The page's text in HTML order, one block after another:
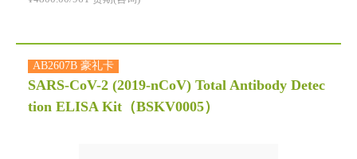
AB2607B 豪礼卡
SARS-CoV-2 (2019-nCoV) Total Antibody Detec
tion ELISA Kit （BSKV0005）